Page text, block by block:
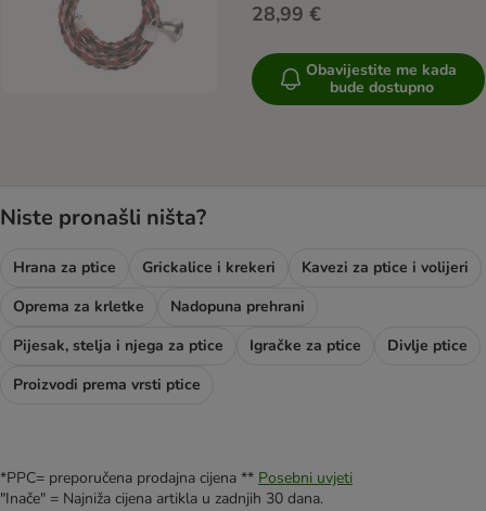
28,99 €
Obavijestite me kada
bude dostupno
Niste pronašli ništa?
Hrana za ptice Grickalice i krekeri
Kavezi za ptice i volijeri
Oprema za krletke
Nadopuna prehrani
Pijesak, stelja i njega za ptice
Igračke za ptice
Divlje ptice
Proizvodi prema vrsti ptice
*PPC= preporučena prodajna cijena ** Posebni uvjeti
"Inače" = Najniža cijena artikla u zadnjih 30 dana.